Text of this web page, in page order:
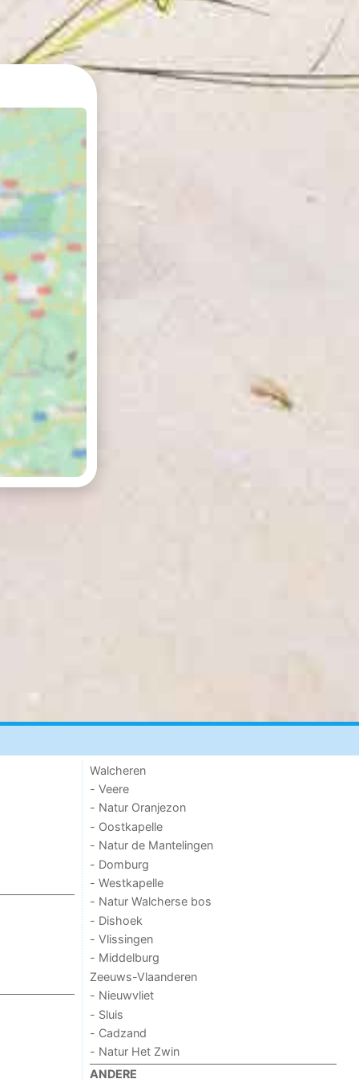
Walcheren
- Veere
- Natur Oranjezon
- Oostkapelle
- Natur de Mantelingen
- Domburg
- Westkapelle
- Natur Walcherse bos
- Dishoek
- Vlissingen
- Middelburg
Zeeuws-Vlaanderen
- Nieuwvliet
- Sluis
- Cadzand
- Natur Het Zwin
ANDERE